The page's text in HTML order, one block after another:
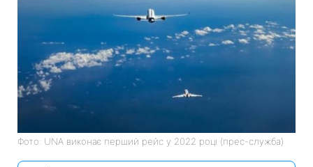
Фото: UNA виконає перший рейс у 2022 році (прес-служба)